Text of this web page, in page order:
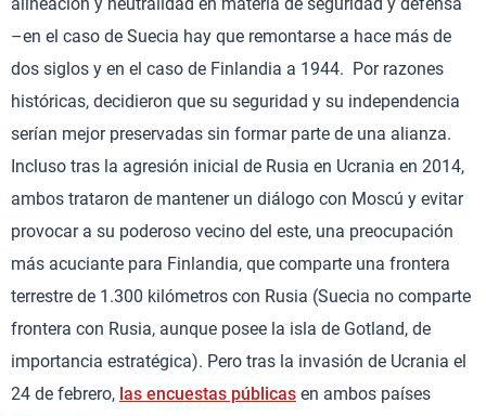
–en el caso de Suecia hay que remontarse a hace más de
dos siglos y en el caso de Finlandia a 1944. Por razones
históricas, decidieron que su seguridad y su independencia
serían mejor preservadas sin formar parte de una alianza.
Incluso tras la agresión inicial de Rusia en Ucrania en 2014,
ambos trataron de mantener un diálogo con Moscú y evitar
provocar a su poderoso vecino del este, una preocupación
más acuciante para Finlandia, que comparte una frontera
terrestre de 1.300 kilómetros con Rusia (Suecia no comparte
frontera con Rusia, aunque posee la isla de Gotland, de
importancia estratégica). Pero tras la invasión de Ucrania el
24 de febrero, las encuestas públicas en ambos países